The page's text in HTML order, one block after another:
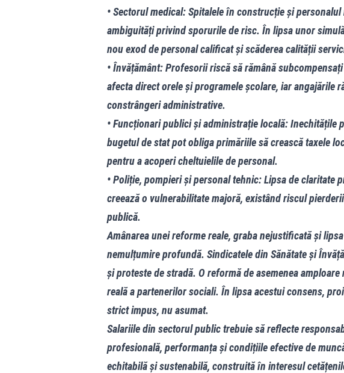
• Sectorul medical: Spitalele în construcție și
ambiguități privind sporurile de risc. În lipsa unor
nou exod de personal calificat și scăderea calității
• Învățământ: Profesorii riscă să rămână
afecta direct orele și programele școlare, iar angajările
constrângeri administrative.
• Funcționari publici și administrație locală: Inechitățile
bugetul de stat pot obliga primăriile să crească taxele
pentru a acoperi cheltuielile de personal.
• Poliție, pompieri și personal tehnic: Lipsa de
creează o vulnerabilitate majoră, existând riscul
publică.
Amânarea unei reforme reale, graba nejustificată și
nemulțumire profundă. Sindicatele din Sănătate și
și proteste de stradă. O reformă de asemenea
reală a partenerilor sociali. În lipsa acestui consens,
strict impus, nu asumat.
Salariile din sectorul public trebuie să reflecte
profesională, performanța și condițiile efective de
echitabilă și sustenabilă, construită în interesul